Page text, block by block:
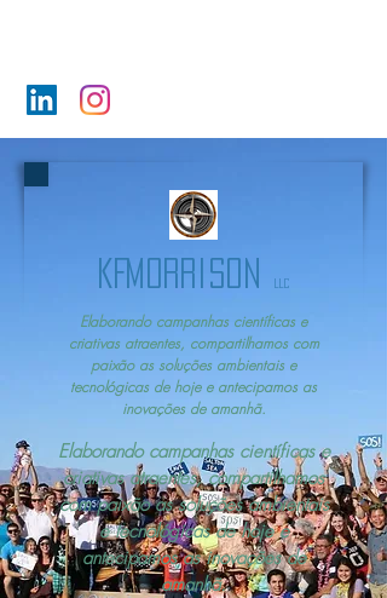
KFMorrison LLC
Elaborando campanhas científicas e
criativas atraentes, compartilhamos com
paixão as soluções ambientais e
tecnológicas de hoje e antecipamos as
inovações de amanhã.
Elaborando campanhas científicas e
criativas atraentes, compartilhamos
com paixão as soluções ambientais
e tecnológicas de hoje e
antecipamos as inovações de
amanhã.